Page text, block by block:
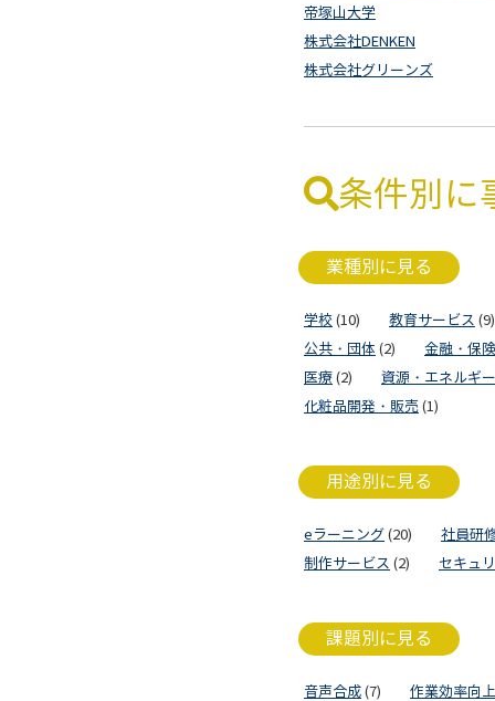
帝塚山大学
株式会社DENKEN
株式会社グリーンズ
条件別に
業種別に見る
学校 (10) 教育サービス (9)
公共・団体 (2)
金融・保険
医療 (2)
資源・エネルギー
化粧品開発・販売 (1)
用途別に見る
eラーニング (20)
社員研
制作サービス (2) セキュ
課題別に見る
音声合成 (7)
作業効率向上